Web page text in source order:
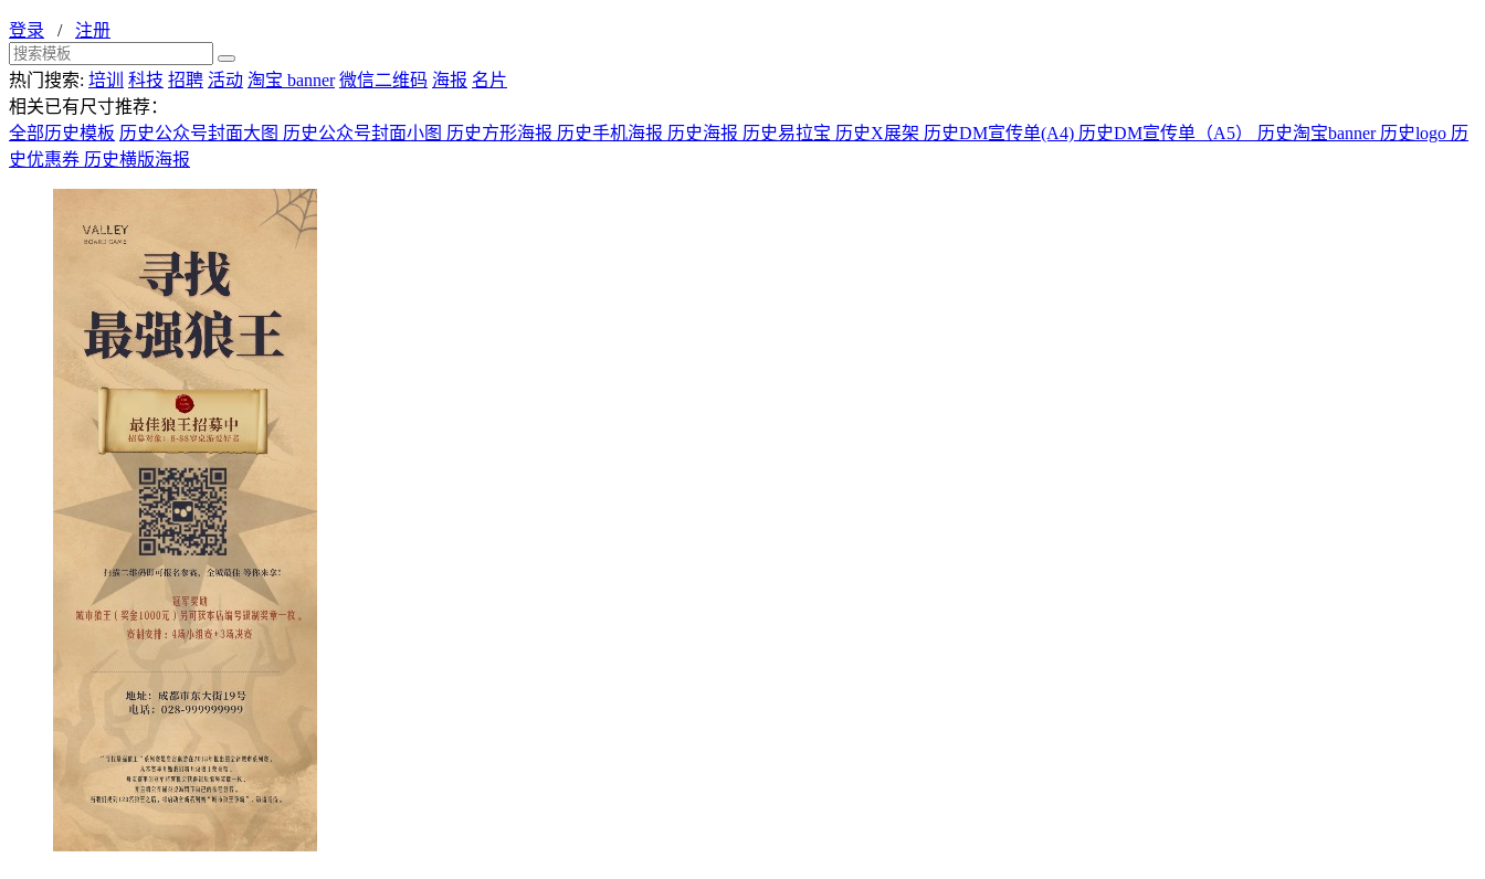
登录 / 注册
热门搜索: 培训 科技 招聘 活动 淘宝 banner 微信二维码 海报 名片
相关已有尺寸推荐：
全部历史模板 历史公众号封面大图 历史公众号封面小图 历史方形海报 历史手机海报 历史海报 历史易拉宝 历史X展架 历史DM宣传单(A4) 历史DM宣传单（A5） 历史淘宝banner 历史logo 历
史优惠券 历史横版海报